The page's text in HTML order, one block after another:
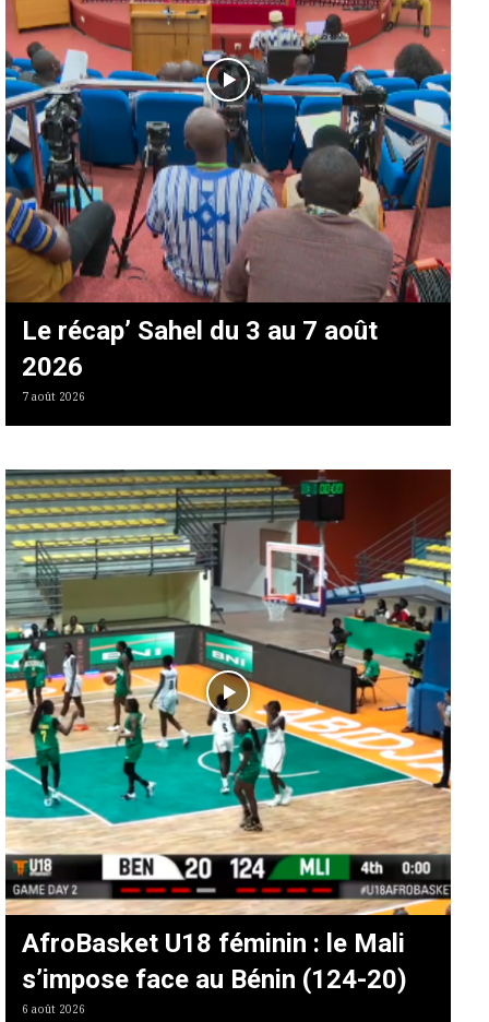
Le récap’ Sahel du 3 au 7 août
2026
7 août 2026
AfroBasket U18 féminin : le Mali
s’impose face au Bénin (124-20)
6 août 2026